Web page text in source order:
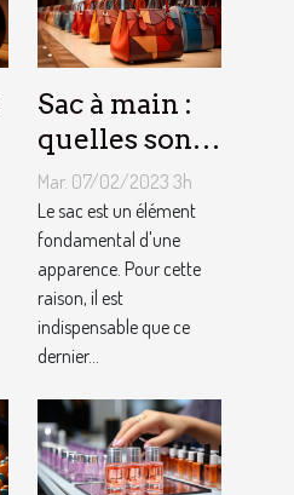
Sac à main :
quelles sont
les astuces
pour faire un
choix
approprié ?
Mar. 07/02/2023 3h
Le sac est un élément
fondamental d'une
apparence. Pour cette
raison, il est
indispensable que ce
dernier...